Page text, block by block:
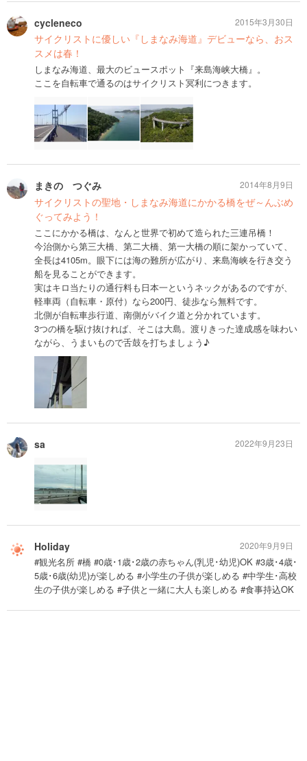
cycleneco
サイクリストに優しい『しまなみ海道』デビューなら、おス
スメは春！
しまなみ海道、最大のビュースポット『来島海峡大橋』。
ここを自転車で通るのはサイクリスト冥利につきます。
2015年3月30日
まきの つぐみ
サイクリストの聖地・しまなみ海道にかかる橋をぜ～んぶめ
ぐってみよう！
ここにかかる橋は、なんと世界で初めて造られた三連吊橋！
今治側から第三大橋、第二大橋、第一大橋の順に架かっていて、
全長は4105m。眼下には海の難所が広がり、来島海峡を行き交う
船を見ることができます。
実はキロ当たりの通行料も日本一というネックがあるのですが、
軽車両（自転車・原付）なら200円、徒歩なら無料です。
北側が自転車歩行道、南側がバイク道と分かれています。
3つの橋を駆け抜ければ、そこは大島。渡りきった達成感を味わい
ながら、うまいもので舌鼓を打ちましょう♪
2014年8月9日
sa 2022年9月23日
Holiday
#観光名所 #橋 #0歳･1歳･2歳の赤ちゃん(乳児･幼児)OK #3歳･4歳･
5歳･6歳(幼児)が楽しめる #小学生の子供が楽しめる #中学生･高校
生の子供が楽しめる #子供と一緒に大人も楽しめる #食事持込OK
2020年9月9日